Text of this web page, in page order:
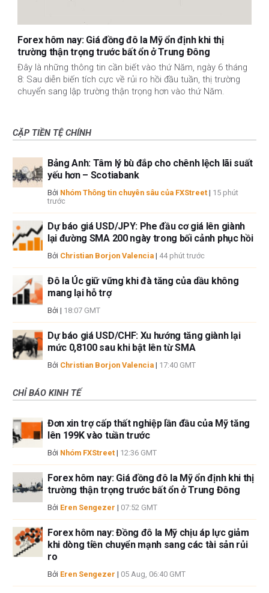
Forex hôm nay: Giá đồng đô la Mỹ ổn định khi thị
trường thận trọng trước bất ổn ở Trung Đông
Đây là những thông tin cần biết vào thứ Năm, ngày 6 tháng
8: Sau diễn biến tích cực về rủi ro hồi đầu tuần, thị trường
chuyển sang lập trường thận trọng hơn vào thứ Năm.
CẶP TIỀN TỆ CHÍNH
Bảng Anh: Tâm lý bù đắp cho chênh lệch lãi suất
yếu hơn – Scotiabank
Bởi Nhóm Thông tin chuyên sâu của FXStreet | 15 phút
trước
Dự báo giá USD/JPY: Phe đầu cơ giá lên giành
lại đường SMA 200 ngày trong bối cảnh phục hồi
Bởi Christian Borjon Valencia | 44 phút trước
Đô la Úc giữ vững khi đà tăng của dầu không
mang lại hỗ trợ
Bởi | 18:07 GMT
Dự báo giá USD/CHF: Xu hướng tăng giành lại
mức 0,8100 sau khi bật lên từ SMA
Bởi Christian Borjon Valencia | 17:40 GMT
CHỈ BÁO KINH TẾ
Đơn xin trợ cấp thất nghiệp lần đầu của Mỹ tăng
lên 199K vào tuần trước
Bởi Nhóm FXStreet | 12:36 GMT
Forex hôm nay: Giá đồng đô la Mỹ ổn định khi thị
trường thận trọng trước bất ổn ở Trung Đông
Bởi Eren Sengezer | 07:52 GMT
Forex hôm nay: Đồng đô la Mỹ chịu áp lực giảm
khi dòng tiền chuyển mạnh sang các tài sản rủi
ro
Bởi Eren Sengezer | 05 Aug, 06:40 GMT